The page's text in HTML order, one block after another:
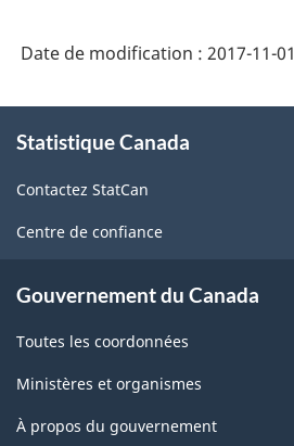
Date de modification : 2017-11-01
propos
ce
site
Statistique Canada
Contactez StatCan
Centre de confiance
Gouvernement du Canada
Toutes les coordonnées
Ministères et organismes
À propos du gouvernement